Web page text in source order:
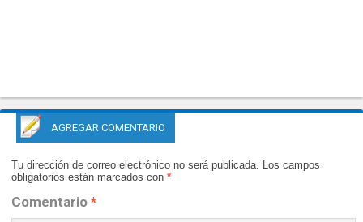
AGREGAR COMENTARIO
Tu dirección de correo electrónico no será publicada. Los campos
obligatorios están marcados con *
Comentario *